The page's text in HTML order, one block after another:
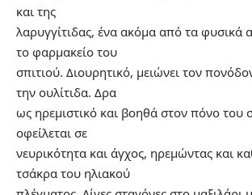
και της
λαρυγγίτιδας, ένα ακόμα από τα φυσικά
το φαρμακείο του
σπιτιού. Διουρητικό, μειώνει τον
την ουλίτιδα. Δρα
ως ηρεμιστικό και βοηθά στον πόνο του
οφείλεται σε
νευρικότητα και άγχος, ηρεμώντας και
τσάκρα του ηλιακού